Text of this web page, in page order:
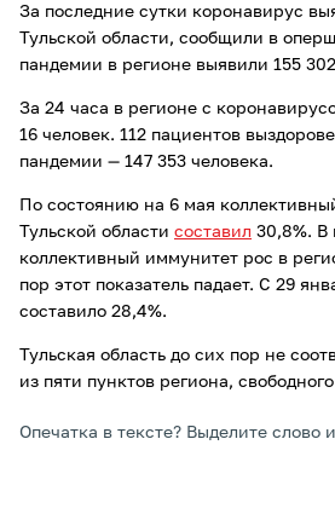
За последние сутки коронавирус
Тульской области, сообщили в
пандемии в регионе выявили 155
За 24 часа в регионе с
16 человек. 112 пациентов
пандемии — 147 353 человека.
По состоянию на 6 мая
Тульской области составил 30,8%. В
коллективный иммунитет рос в
пор этот показатель падает. С 29
составило 28,4%.
Тульская область до сих пор не
из пяти пунктов региона, свободного
Опечатка в тексте? Выделите